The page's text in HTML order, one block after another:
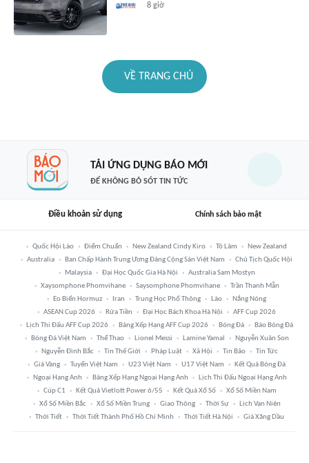
8 giờ
VỀ TRANG CHỦ
TẢI ỨNG DỤNG BÁO MỚI
ĐỂ KHÔNG BỎ SÓT TIN TỨC
Điều khoản sử dụng Chính sách bảo mật
Quốc Hội Lào Điểm Chuẩn New Zealand Cindy Kiro Tô Lâm
New Zealand
Australia
Ban Chấp Hành Trung Ương Đảng Cộng Sản Việt Nam
Chủ Tịch Quốc Hội
Malaysia
Đại Học Quốc Gia Hà Nội
Australia Sam Mostyn
Xaysomphone Phomvihane
Saysomphone Phomvihane
Trần Thanh Mẫn
Eo Biển Hormuz
Iran Trung Học Phổ Thông Lào
Nắng Nóng
ASEAN Cup 2026
Rửa Tiền Đại Học Bách Khoa Hà Nội
AFF Cup 2026
Lịch Thi Đấu AFF Cup 2026
Bảng Xếp Hạng AFF Cup 2026 Bóng Đá
Báo Bóng Đá
Bóng Đá Việt Nam
Thể Thao Lionel Messi Lamine Yamal
Nguyễn Xuân Son
Nguyễn Đình Bắc
Tin Thế Giới Pháp Luật Xã Hội Tin Bão
Tin Tức
Giá Vàng
Tuyển Việt Nam U23 Việt Nam U17 Việt Nam
Kết Quả Bóng Đá
Ngoại Hạng Anh
Bảng Xếp Hạng Ngoại Hạng Anh
Lịch Thi Đấu Ngoại Hạng Anh
Cúp C1
Kết Quả Vietlott Power 6/55 Kết Quả Xổ Số
Xổ Số Miền Nam
Xổ Số Miền Bắc
Xổ Số Miền Trung Giao Thông Thời Sự
Lịch Vạn Niên
Thời Tiết
Thời Tiết Thành Phố Hồ Chí Minh Thời Tiết Hà Nội Giá Xăng Dầu